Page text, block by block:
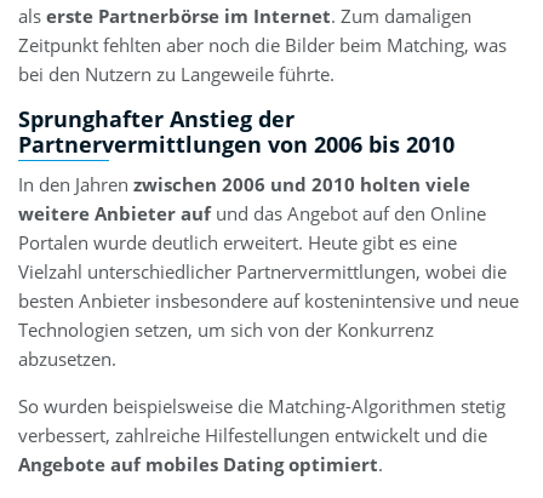
als erste Partnerbörse im Internet. Zum damaligen
Zeitpunkt fehlten aber noch die Bilder beim Matching, was
bei den Nutzern zu Langeweile führte.
Sprunghafter Anstieg der
Partnervermittlungen von 2006 bis 2010
In den Jahren zwischen 2006 und 2010 holten viele
weitere Anbieter aufund das Angebot auf den Online
Portalen wurde deutlich erweitert. Heute gibt es eine
Vielzahl unterschiedlicher Partnervermittlungen, wobei die
besten Anbieter insbesondere auf kostenintensive und neue
Technologien setzen, um sich von der Konkurrenz
abzusetzen.
So wurden beispielsweise die Matching-Algorithmen stetig
verbessert, zahlreiche Hilfestellungen entwickelt und die
Angebote auf mobiles Dating optimiert.